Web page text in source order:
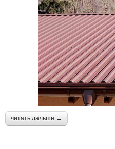
читать дальше →